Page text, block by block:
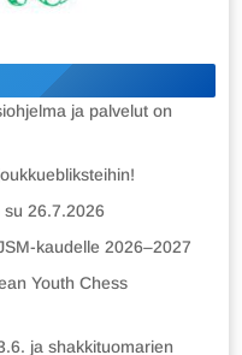
ja palvelut on
26.7.2026
kaudelle 2026–2027
Youth Chess
ja shakkituomarien